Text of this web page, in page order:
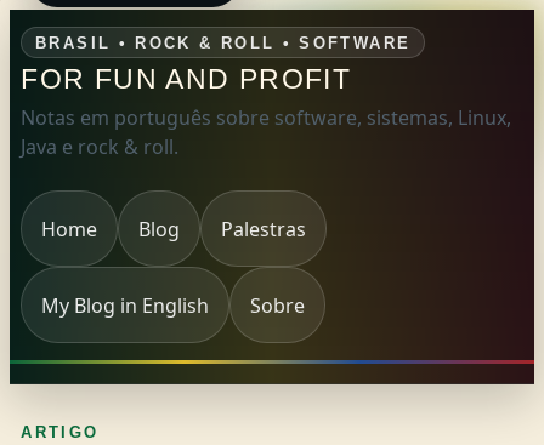
BRASIL • ROCK & ROLL • SOFTWARE
FOR FUN AND PROFIT
Notas em português sobre software, sistemas, Linux,
Java e rock & roll.
Home Blog Palestras
My Blog in English Sobre
ARTIGO